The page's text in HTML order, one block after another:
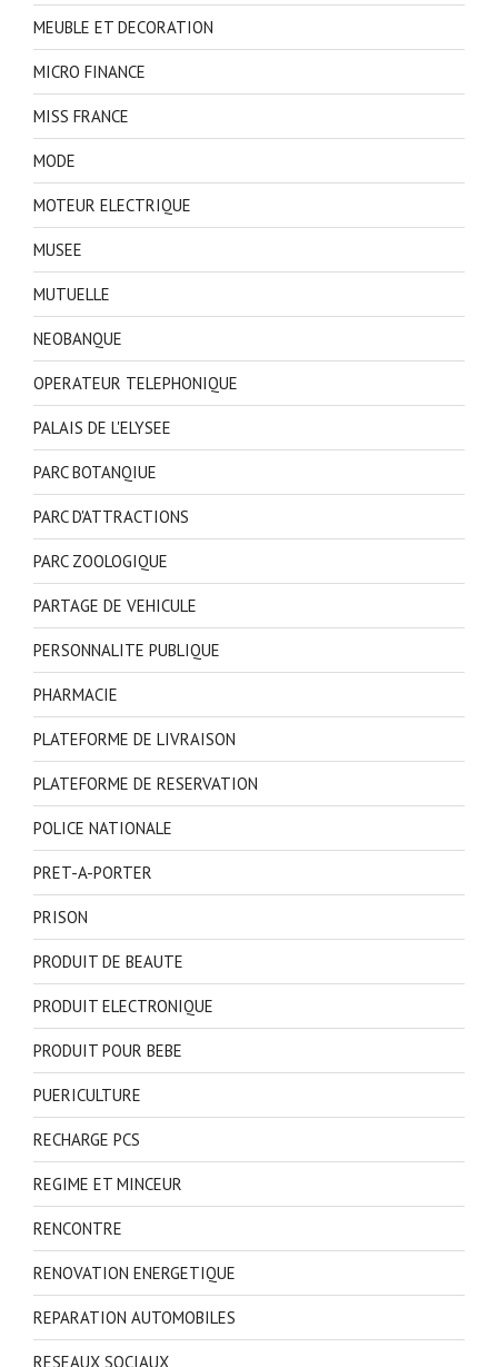
MEUBLE ET DECORATION
MICRO FINANCE
MISS FRANCE
MODE
MOTEUR ELECTRIQUE
MUSEE
MUTUELLE
NEOBANQUE
OPERATEUR TELEPHONIQUE
PALAIS DE L'ELYSEE
PARC BOTANQIUE
PARC D'ATTRACTIONS
PARC ZOOLOGIQUE
PARTAGE DE VEHICULE
PERSONNALITE PUBLIQUE
PHARMACIE
PLATEFORME DE LIVRAISON
PLATEFORME DE RESERVATION
POLICE NATIONALE
PRET-A-PORTER
PRISON
PRODUIT DE BEAUTE
PRODUIT ELECTRONIQUE
PRODUIT POUR BEBE
PUERICULTURE
RECHARGE PCS
REGIME ET MINCEUR
RENCONTRE
RENOVATION ENERGETIQUE
REPARATION AUTOMOBILES
RESEAUX SOCIAUX